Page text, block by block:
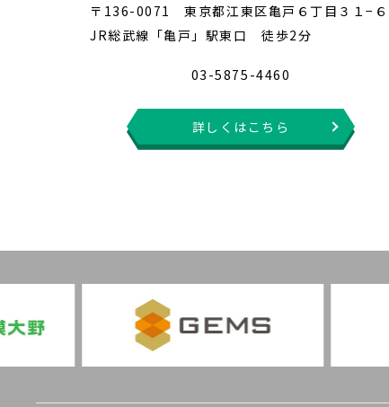
〒136-0071 東京都江東区亀戸６丁目３１−６
JR総武線「亀戸」駅東口 徒歩2分
03-5875-4460
詳しくはこちら